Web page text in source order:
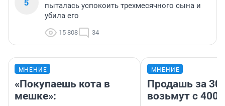
пыталась успокоить трехмесячного сына и
убила его
15 808 34
МНЕНИЕ
«Покупаешь кота в
мешке»:
МНЕНИЕ
Продашь за
возьмут с